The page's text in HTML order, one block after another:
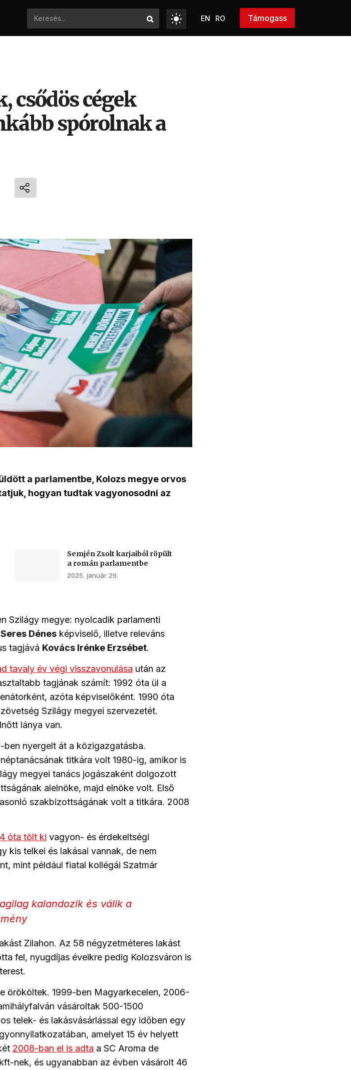
EN RO Támogass
csődös cégek
spórolnak a
a parlamentbe, Kolozs megye orvos
hogyan tudtak vagyonosodni az
Semjén Zsolt karjaiból röpült
a román parlamentbe
2025. január 29.
Szilágy megye: nyolcadik parlamenti
Seres Dénes képviselő, illetve releváns
tagjává Kovács Irénke Erzsébet.
tavaly év végi visszavonulása után az
tagjának számít: 1992 óta ül a
azóta képviselőként. 1990 óta
Szilágy megyei szervezetét.
lánya van.
ben nyergelt át a közigazgatásba.
titkára volt 1980-ig, amikor is
megyei tanács jogászaként dolgozott
alelnöke, majd elnöke volt. Első
szakbizottságának volt a titkára. 2008
óta tölt ki vagyon- és érdekeltségi
kis telkei és lakásai vannak, de nem
mint például fiatal kollégái Szatmár
kalandozik és válik a
Zilahon. Az 58 négyzetméteres lakást
fel, nyugdíjas éveikre pedig Kolozsváron is
örököltek. 1999-ben Magyarkecelen, 2006-
vásároltak 500-1500
telek- és lakásvásárlással egy időben egy
amelyet 15 év helyett
2008-ban el is adta a SC Aroma de
nek, és ugyanabban az évben vásárolt 46